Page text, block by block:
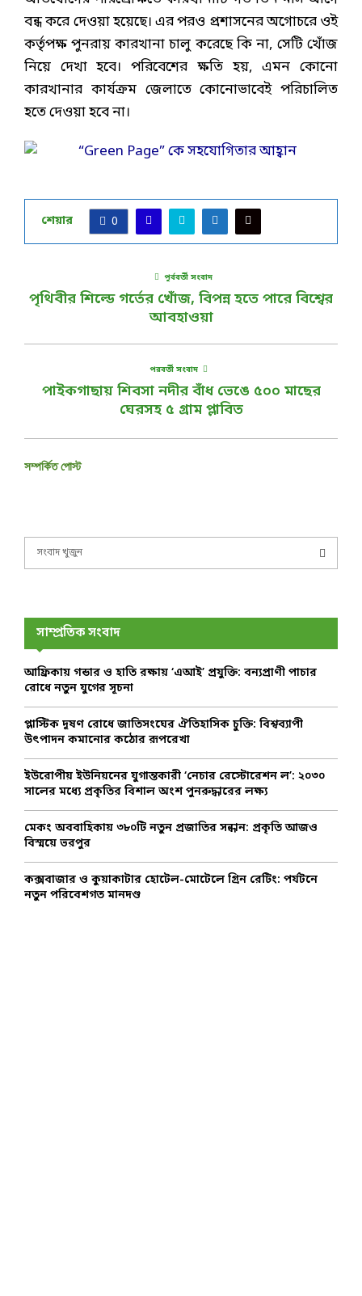
বন্ধ করে দেওয়া হয়েছে। এর পরও প্রশাসনের অগোচরে ওই
কর্তৃপক্ষ পুনরায় কারখানা চালু করেছে কি না, সেটি খোঁজ
নিয়ে দেখা হবে। পরিবেশের ক্ষতি হয়, এমন কোনো
কারখানার কার্যক্রম জেলাতে কোনোভাবেই পরিচালিত
হতে দেওয়া হবে না।
শেয়ার 0
পূর্ববর্তী সংবাদ
পৃথিবীর শিল্ডে গর্তের খোঁজ, বিপন্ন হতে পারে বিশ্বের
আবহাওয়া
পরবর্তী সংবাদ
পাইকগাছায় শিবসা নদীর বাঁধ ভেঙে ৫০০ মাছের
ঘেরসহ ৫ গ্রাম প্লাবিত
সম্পর্কিত পোস্ট
f
r
E
A
সাম্প্রতিক সংবাদ
আফ্রিকায় গন্ডার ও হাতি রক্ষায় ‘এআই’ প্রযুক্তি: বন্যপ্রাণী পাচার
রোধে নতুন যুগের সূচনা
প্লাস্টিক দূষণ রোধে জাতিসংঘের ঐতিহাসিক চুক্তি: বিশ্বব্যাপী
উৎপাদন কমানোর কঠোর রূপরেখা
ইউরোপীয় ইউনিয়নের যুগান্তকারী ‘নেচার রেস্টোরেশন ল’: ২০৩০
সালের মধ্যে প্রকৃতির বিশাল অংশ পুনরুদ্ধারের লক্ষ্য
মেকং অববাহিকায় ৩৮০টি নতুন প্রজাতির সন্ধান: প্রকৃতি আজও
বিস্ময়ে ভরপুর
কক্সবাজার ও কুয়াকাটার হোটেল-মোটেলে গ্রিন রেটিং: পর্যটনে
নতুন পরিবেশগত মানদণ্ড